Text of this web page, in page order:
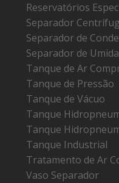
Reservatórios
Separador
Separador de
Separador de
Tanque de Ar
Tanque de Pressão
Tanque de Vácuo
Tanque
Tanque
Tanque Industrial
Tratamento de Ar
Vaso Separador